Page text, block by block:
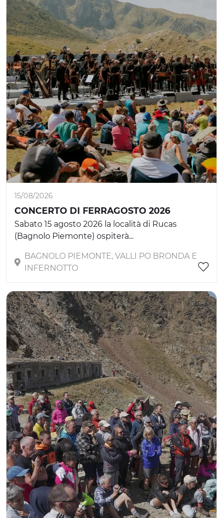
15/08/2026
CONCERTO DI FERRAGOSTO 2026
Sabato 15 agosto 2026 la località di Rucas
(Bagnolo Piemonte) ospiterà...
BAGNOLO PIEMONTE, VALLI PO BRONDA E
INFERNOTTO